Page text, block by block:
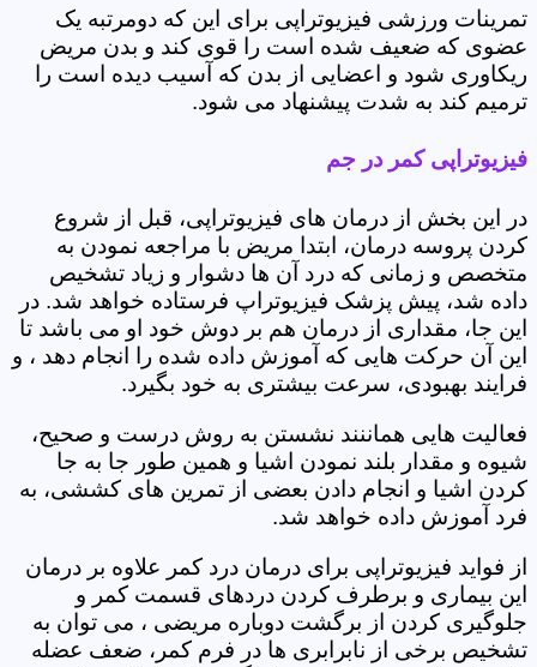
تمرینات ورزشی فیزیوتراپی برای این که دومرتبه یک
عضوی که ضعیف شده است را قوی کند و بدن مریض
ریکاوری شود و اعضایی از بدن که آسیب دیده است را
ترمیم کند به شدت پیشنهاد می شود.
فیزیوتراپی کمر در جم
در این بخش از درمان های فیزیوتراپی، قبل از شروع
کردن پروسه درمان، ابتدا مریض با مراجعه نمودن به
متخصص و زمانی که درد آن ها دشوار و زیاد تشخیص
داده شد، پیش پزشک فیزیوتراپ فرستاده خواهد شد. در
این جا، مقداری از درمان هم بر دوش خود او می باشد تا
این آن حرکت هایی که آموزش داده شده را انجام دهد ، و
فرایند بهبودی، سرعت بیشتری به خود بگیرد.
فعالیت هایی هماننند نشستن به روش درست و صحیح،
شیوه و مقدار بلند نمودن اشیا و همین طور جا به جا
کردن اشیا و انجام دادن بعضی از تمرین های کششی، به
فرد آموزش داده خواهد شد.
از فواید فیزیوتراپی برای درمان درد کمر علاوه بر درمان
این بیماری و برطرف کردن دردهای قسمت کمر و
جلوگیری کردن از برگشت دوباره مریضی ، می توان به
تشخیص برخی از نابرابری ها در فرم کمر، ضعف عضله